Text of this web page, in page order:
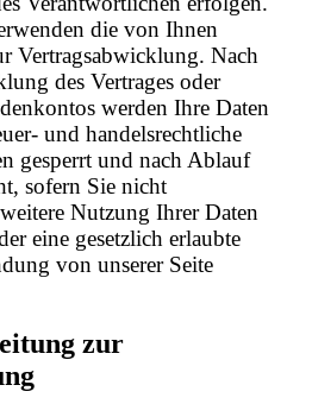
die von Ihnen
Vertragsabwicklung. Nach
des Vertrages oder
werden Ihre Daten
und handelsrechtliche
gesperrt und nach Ablauf
sofern Sie nicht
Nutzung Ihrer Daten
eine gesetzlich erlaubte
von unserer Seite
zur